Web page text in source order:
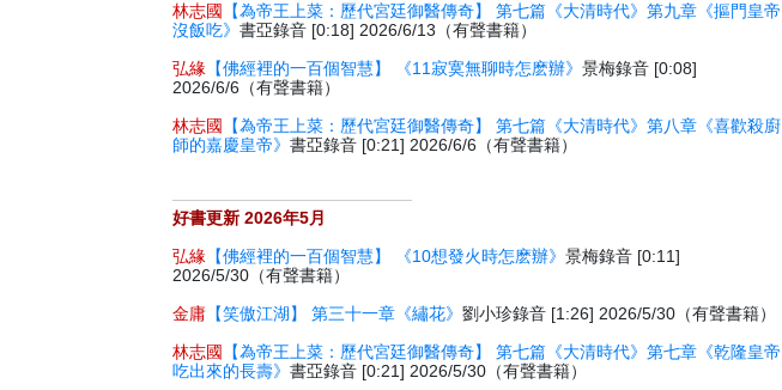
林志國
【為帝王上菜：歷代宮廷御醫傳奇】 第七篇《大清時代》第九章《摳門皇帝
沒飯吃》書亞錄音 [0:18] 2026/6/13（有聲書籍）
弘緣 【佛經裡的一百個智慧】 《11寂寞無聊時怎麽辦》景梅錄音 [0:08]
2026/6/6（有聲書籍）
林志國
【為帝王上菜：歷代宮廷御醫傳奇】 第七篇《大清時代》第八章《喜歡殺廚
師的嘉慶皇帝》書亞錄音 [0:21] 2026/6/6（有聲書籍）
好書更新 2026年5月
弘緣 【佛經裡的一百個智慧】 《10想發火時怎麽辦》景梅錄音 [0:11]
2026/5/30（有聲書籍）
金庸 【笑傲江湖】 第三十一章《繡花》劉小珍錄音 [1:26] 2026/5/30（有聲書籍）
林志國
【為帝王上菜：歷代宮廷御醫傳奇】 第七篇《大清時代》第七章《乾隆皇帝
吃出來的長壽》書亞錄音 [0:21] 2026/5/30（有聲書籍）